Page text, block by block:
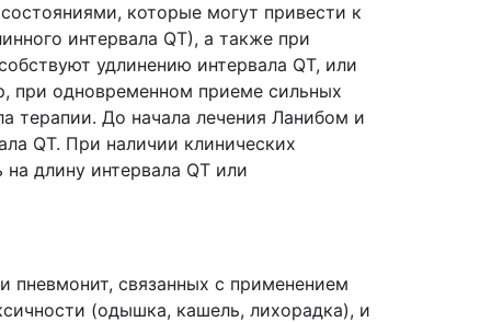
которые могут привести к
интервала QT), а также при
удлинению интервала QT, или
при одновременном приеме сильных
терапии. До начала лечения Ланибом и
QT. При наличии клинических
длину интервала QT или
пневмонит, связанных с применением
(одышка, кашель, лихорадка), и